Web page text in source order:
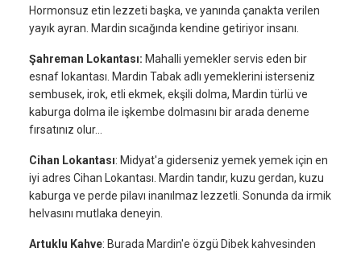
Hormonsuz etin lezzeti başka, ve yanında çanakta verilen
yayık ayran. Mardin sıcağında kendine getiriyor insanı.
Şahreman Lokantası: Mahalli yemekler servis eden bir
esnaf lokantası. Mardin Tabak adlı yemeklerini isterseniz
sembusek, irok, etli ekmek, ekşili dolma, Mardin türlü ve
kaburga dolma ile işkembe dolmasını bir arada deneme
fırsatınız olur…
Cihan Lokantası: Midyat'a giderseniz yemek yemek için en
iyi adres Cihan Lokantası. Mardin tandır, kuzu gerdan, kuzu
kaburga ve perde pilavı inanılmaz lezzetli. Sonunda da irmik
helvasını mutlaka deneyin.
Artuklu Kahve: Burada Mardin'e özgü Dibek kahvesinden